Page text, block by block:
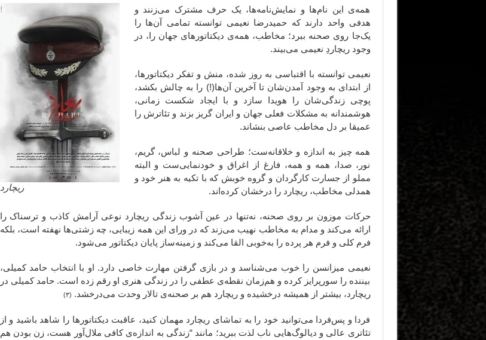
ریچارد
همه‌ی این نام‌ها و نمایش‌نامه‌ها، یک حرف مشترک می‌زنند و
هدفی واحد دارند که حمیدرضا نعیمی توانسته تمامی آن‌ها را
یک‌جا روی صحنه ببرد؛ مخاطب، همه‌ی دیکتاتورهای جهان را، در
وجود ریچاردِ نعیمی می‌بیند.
نعیمی توانسته با اقتباسی به روز شده، منش و تفکر دیکتاتورها،
از ابتدای به وجود آمدن‌شان تا آخرین آن‌ها(!) را به چالش بکشد،
پوچی زندگی‌شان را هویدا سازد و با ایجاد شکست زمانی،
هوشمندانه به مشکلات فعلی جهان و ایران گریز بزند و تئاترش را
عمیقا بر دل مخاطب عاصی بنشاند.
همه چیز به اندازه و خلاقانه‌ست؛ طراحی صحنه و لباس، گریم،
نور، صدا، همه و همه، فارغ از اغراق و خودنمایی‌ست و البته
مملو از جسارت کارگردان و گروه خوبش که با تکیه به هنر خود و
همدلی مخاطب، ریچارد را درخشان کرده‌اند.
حرکات موزون بر روی صحنه، نه‌تنها در عین آشوب زندگی ریچارد نوعی آرامش کاذب و ترسناک را
ارائه می‌کند و مدام به مخاطب نهیب می‌زند که در ورای این همه زیبایی، چه زشتی‌ها نهفته‌ است، بلکه
فرم کلی و فرم هر پرده را به‌خوبی القا می‌کند و زمینه‌ساز پایان دیکتاتور می‌شود.
نعیمی میزانسن را خوب می‌شناسد و در بازی گرفتن مهارت خاصی دارد. او با انتخاب حامد کمیلی،
بیننده را سورپرایز کرده و هم‌زمان نقطه‌ی عطفی را در زندگی هنری او رقم زده است. حامد کمیلی در
ریچارد، بیشتر از همیشه درخشیده و ریچارد هم بر صحنه‌ی تالار وحدت می‌درخشد. (۳)
فردا و پس‌فردا می‌توانید خود را به تماشای ریچارد مهمان کنید، عاقبت دیکتاتورها را شاهد باشید و از
تئاتری عالی و دیالوگ‌هایی ناب لذت ببرید؛ مانند “زندگی به اندازه‌ی کافی ملال‌آور هست، زن بودن هم